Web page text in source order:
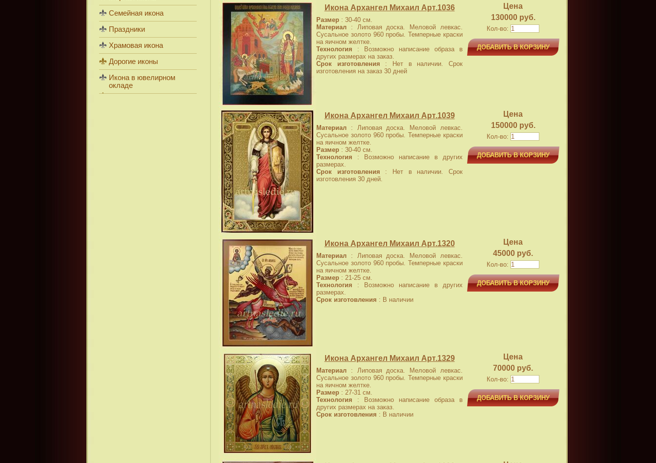
Икона Архангел Михаил Арт.1036
Размер : 30-40 см.
Материал : Липовая доска. Меловой левкас.
Сусальное золото 960 пробы. Темперные краски
на яичном желтке.
Технология : Возможно написание образа в
других размерах на заказ.
Срок изготовления : Нет в наличии. Срок
изготовления на заказ 30 дней
Цена
130000 руб.
Кол-во:
ДОБАВИТЬ В КОРЗИНУ
Икона Архангел Михаил Арт.1039
Материал : Липовая доска. Меловой левкас.
Сусальное золото 960 пробы. Темперные краски
на яичном желтке.
Размер : 30-40 см.
Технология : Возможно написание в других
размерах.
Срок изготовления : Нет в наличии. Срок
изготовления 30 дней.
Цена
150000 руб.
Кол-во:
ДОБАВИТЬ В КОРЗИНУ
Икона Архангел Михаил Арт.1320
Материал : Липовая доска. Меловой левкас.
Сусальное золото 960 пробы. Темперные краски
на яичном желтке.
Размер : 21-25 см.
Технология : Возможно написание в других
размерах.
Срок изготовления : В наличии
Цена
45000 руб.
Кол-во:
ДОБАВИТЬ В КОРЗИНУ
Икона Архангел Михаил Арт.1329
Материал : Липовая доска. Меловой левкас.
Сусальное золото 960 пробы. Темперные краски
на яичном желтке.
Размер : 27-31 см.
Технология : Возможно написание образа в
других размерах на заказ.
Срок изготовления : В наличии
Цена
70000 руб.
Кол-во:
ДОБАВИТЬ В КОРЗИНУ
Семейная икона
Праздники
Храмовая икона
Дорогие иконы
Икона в ювелирном
окладе